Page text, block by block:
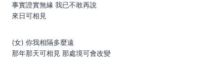
事實證實無緣 我已不敢再說
來日可相見
(女) 你我相隔多麼遠
那年那天可相見 那處境可會改變